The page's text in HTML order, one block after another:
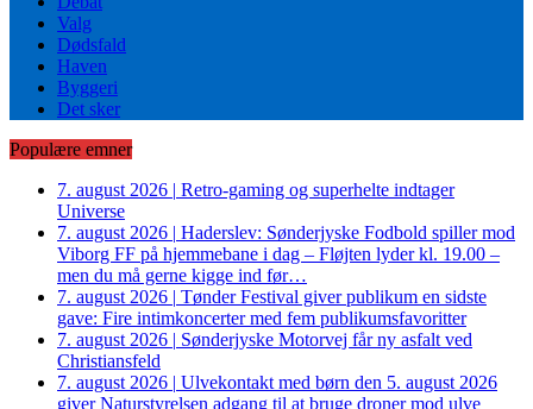
Valg
Dødsfald
Haven
Byggeri
Det sker
Populære emner
7. august 2026 | Retro-gaming og superhelte indtager
Universe
7. august 2026 | Haderslev: Sønderjyske Fodbold spiller mod
Viborg FF på hjemmebane i dag – Fløjten lyder kl. 19.00 –
men du må gerne kigge ind før…
7. august 2026 | Tønder Festival giver publikum en sidste
gave: Fire intimkoncerter med fem publikumsfavoritter
7. august 2026 | Sønderjyske Motorvej får ny asfalt ved
Christiansfeld
7. august 2026 | Ulvekontakt med børn den 5. august 2026
giver Naturstyrelsen adgang til at bruge droner mod ulve